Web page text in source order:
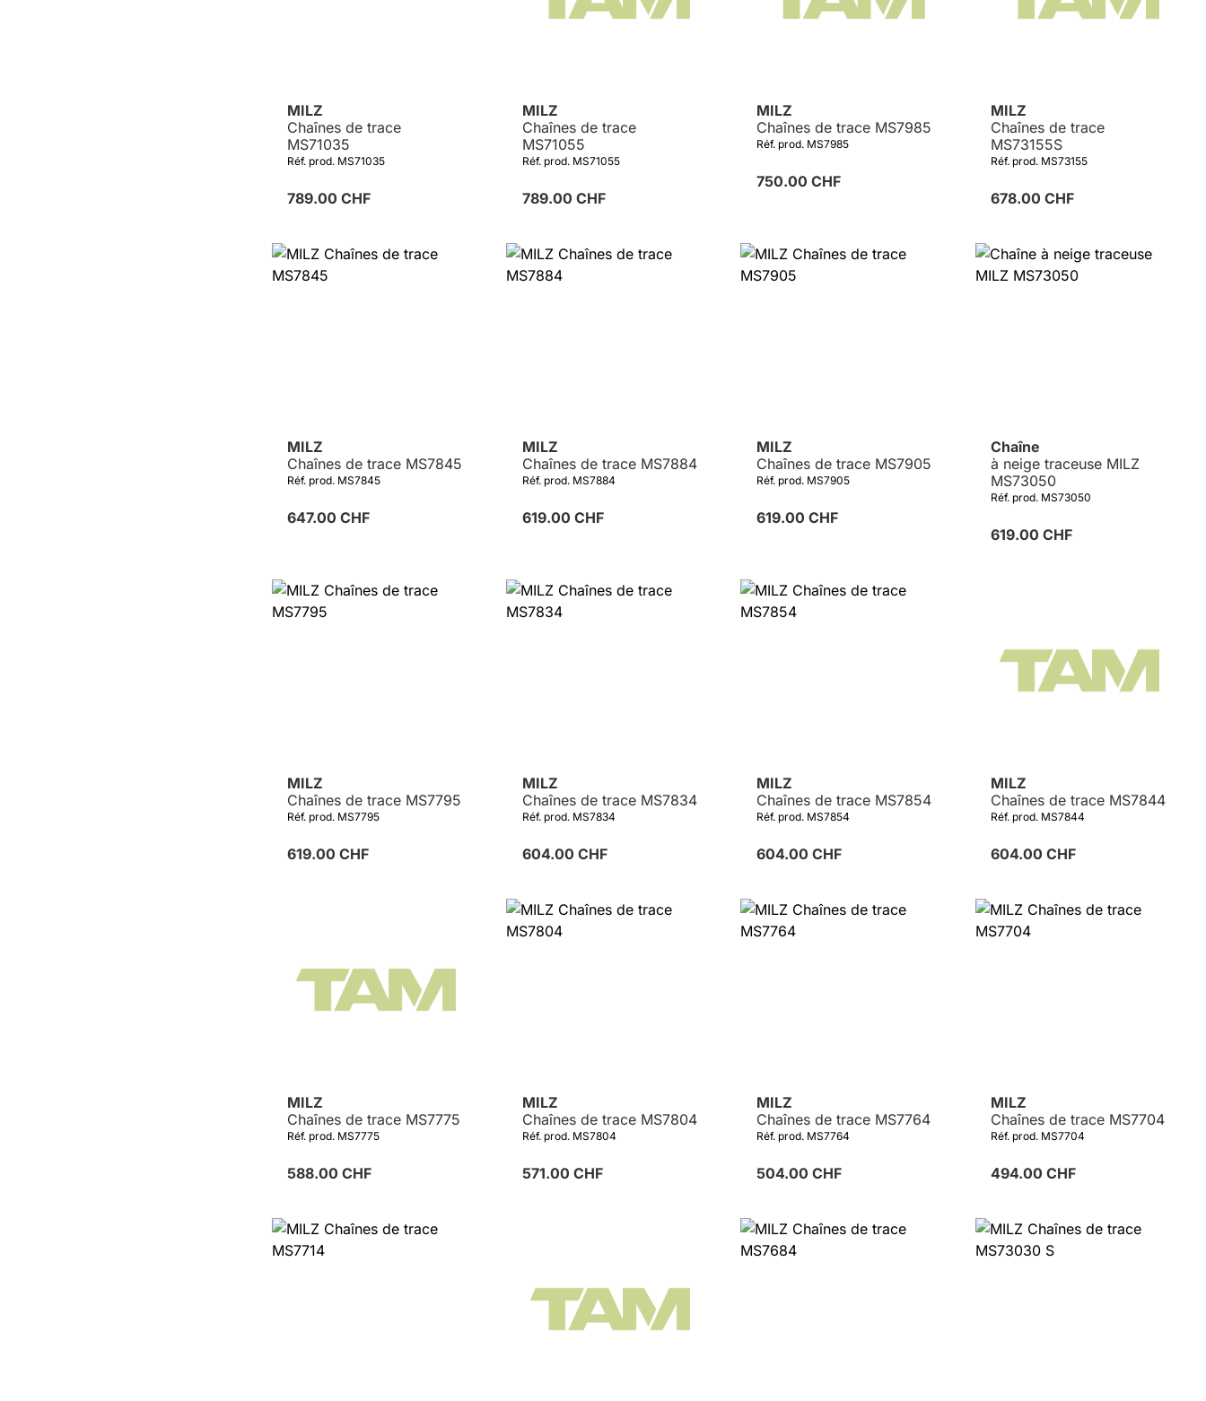
MILZ
Chaînes de trace
MS71035
Réf. prod. MS71035
789.00 CHF
Détails
MILZ
Chaînes de trace
MS71055
Réf. prod. MS71055
789.00 CHF
MILZ
Chaînes de trace MS7985
Réf. prod. MS7985
750.00 CHF
MILZ
Chaînes de trace
MS73155S
Réf. prod. MS73155
678.00 CHF
MILZ
Chaînes de trace MS7845
Réf. prod. MS7845
647.00 CHF
MILZ
Chaînes de trace MS7884
Réf. prod. MS7884
619.00 CHF
Détails
MILZ
Chaînes de trace MS7905
Réf. prod. MS7905
619.00 CHF
Détails
Chaîne
à neige traceuse MILZ
MS73050
Réf. prod. MS73050
619.00 CHF
MILZ
Chaînes de trace MS7795
Réf. prod. MS7795
619.00 CHF
MILZ
Chaînes de trace MS7834
Réf. prod. MS7834
604.00 CHF
MILZ
Chaînes de trace MS7854
Réf. prod. MS7854
604.00 CHF
Détails
MILZ
Chaînes de trace MS7844
Réf. prod. MS7844
604.00 CHF
MILZ
Chaînes de trace MS7775
Réf. prod. MS7775
588.00 CHF
MILZ
Chaînes de trace MS7804
Réf. prod. MS7804
571.00 CHF
MILZ
Chaînes de trace MS7764
Réf. prod. MS7764
504.00 CHF
MILZ
Chaînes de trace MS7704
Réf. prod. MS7704
494.00 CHF